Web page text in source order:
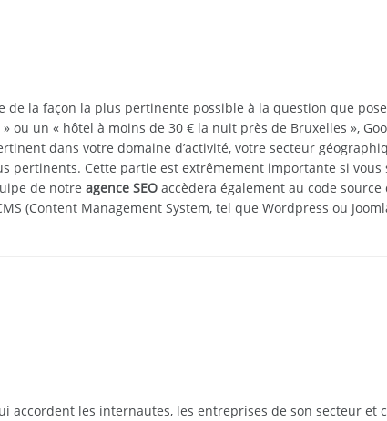
de la façon la plus pertinente possible à la question que
ou un « hôtel à moins de 30 € la nuit près de Bruxelles »,
dans votre domaine d’activité, votre secteur
pertinents. Cette partie est extrêmement importante si
de notre agence SEO accèdera également au code
(Content Management System, tel que Wordpress ou
accordent les internautes, les entreprises de son secteur